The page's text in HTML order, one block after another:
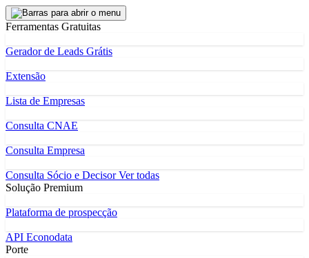
Ferramentas Gratuitas
Gerador de Leads Grátis
Extensão
Lista de Empresas
Consulta CNAE
Consulta Empresa
Consulta Sócio e DecisorVer todas
Solução Premium
Plataforma de prospecção
API Econodata
Porte